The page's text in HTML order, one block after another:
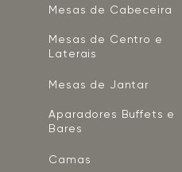
Mesas de Cabeceira
Mesas de Centro e
Laterais
Mesas de Jantar
Aparadores Buffets e
Bares
Camas